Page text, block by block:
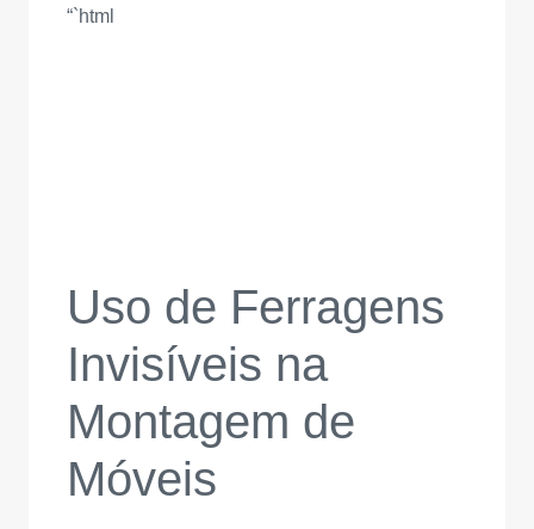
“`html
Uso de Ferragens
Invisíveis na
Montagem de
Móveis